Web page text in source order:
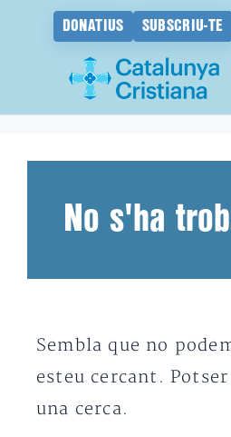
DONATIUS SUBSCRIU-TE
No s'ha
Sembla que no
esteu cercant.
una cerca.